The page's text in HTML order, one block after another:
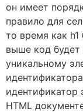
он имеет
правило для
то время как
выше код будет
уникальному
идентификатор
HTML